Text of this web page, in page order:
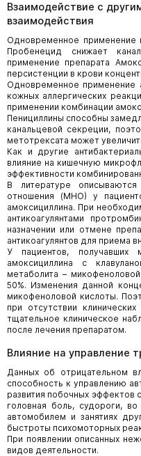
Взаимодействие с
взаимодействия
Одновременное применение
Пробенецид снижает
применение препарата
персистенции в крови
Одновременное применение
кожных аллергических
применении комбинации
Пенициллины способны
канальцевой секреции,
метотрексата может
Как и другие
влияние на кишечную
эффективности
В литературе
отношения (МНО) у
амоксициллина. При
антикоагулянтами
назначении или отмене
антикоагулянтов для приема
У пациентов, получавших
амоксициллина с
метаболита –
50%. Изменения данной
микофеноловой кислоты.
при отсутствии
тщательное клиническое
после лечения препаратом.
Влияние на управление
Данных об отрицательном
способность к управлению
развития побочных эффектов
головная боль, судороги,
автомобилем и занятиях
быстроты психомоторных
При появлении описанных
видов деятельности.